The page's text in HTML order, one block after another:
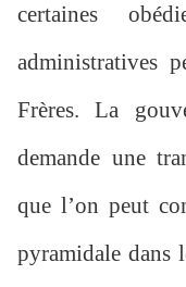
certaines
administratives
Frères. La
demande une
que l’on peut
pyramidale dans